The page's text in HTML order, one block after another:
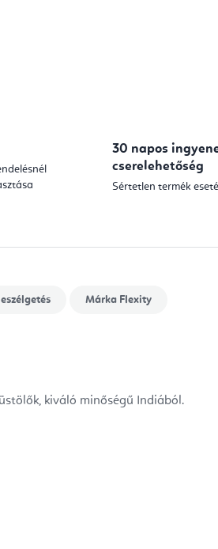
30 napos
cserelehetőség
Sértetlen termék
Márka Flexity
kiváló minőségű Indiából.